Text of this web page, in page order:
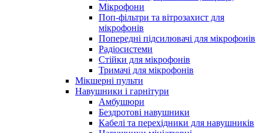
Мікрофони
Поп-фільтри та вітрозахист для
мікрофонів
Попередні підсилювачі для мікрофонів
Радіосистеми
Стійки для мікрофонів
Тримачі для мікрофонів
Мікшерні пульти
Навушники і гарнітури
Амбушюри
Бездротові навушники
Кабелі та перехідники для навушників